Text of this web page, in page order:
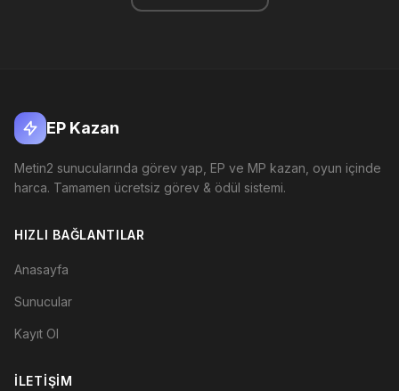
EP Kazan
Metin2 sunucularında görev yap, EP ve MP kazan, oyun içinde
harca. Tamamen ücretsiz görev & ödül sistemi.
HIZLI BAĞLANTILAR
Anasayfa
Sunucular
Kayıt Ol
İLETIŞIM